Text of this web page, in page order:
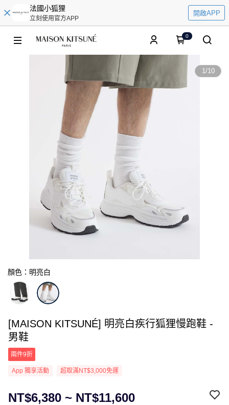
法國小狐狸
立刻使用官方APP
開啟APP
0
1/10
顏色：明亮白
[MAISON KITSUNÉ] 明亮白疾行狐狸慢跑鞋 -
男鞋
兩件9折
App 獨享活動 超取滿NT$3,000免運
NT$6,380 ~ NT$11,600